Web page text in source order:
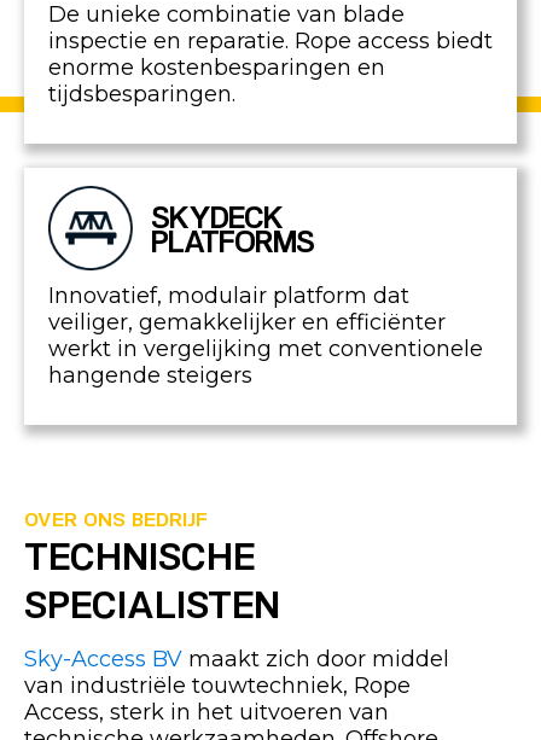
De unieke combinatie van blade
inspectie en reparatie. Rope access biedt
enorme kostenbesparingen en
tijdsbesparingen.
SKYDECK
PLATFORMS
Innovatief, modulair platform dat
veiliger, gemakkelijker en efficiënter
werkt in vergelijking met conventionele
hangende steigers
OVER ONS BEDRIJF
TECHNISCHE
SPECIALISTEN
Sky-Access BV maakt zich door middel
van industriële touwtechniek, Rope
Access, sterk in het uitvoeren van